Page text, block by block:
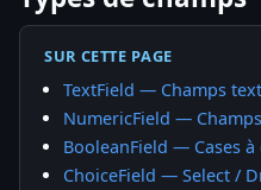
SUR CETTE PAGE
TextField — Champs
NumericField —
BooleanField — Cases
ChoiceField — Select /